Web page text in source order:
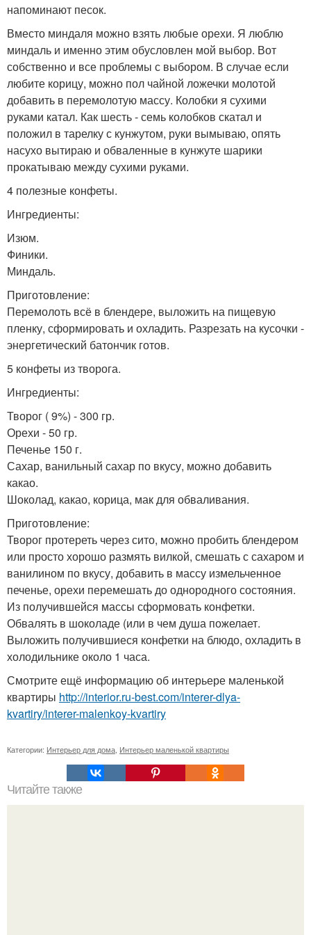
напоминают песок.
Вместо миндаля можно взять любые орехи. Я люблю
миндаль и именно этим обусловлен мой выбор. Вот
собственно и все проблемы с выбором. В случае если
любите корицу, можно пол чайной ложечки молотой
добавить в перемолотую массу. Колобки я сухими
руками катал. Как шесть - семь колобков скатал и
положил в тарелку с кунжутом, руки вымываю, опять
насухо вытираю и обваленные в кунжуте шарики
прокатываю между сухими руками.
4 полезные конфеты.
Ингредиенты:
Изюм.
Финики.
Миндаль.
Приготовление:
Перемолоть всё в блендере, выложить на пищевую
пленку, сформировать и охладить. Разрезать на кусочки -
энергетический батончик готов.
5 конфеты из творога.
Ингредиенты:
Творог ( 9%) - 300 гр.
Орехи - 50 гр.
Печенье 150 г.
Сахар, ванильный сахар по вкусу, можно добавить
какао.
Шоколад, какао, корица, мак для обваливания.
Приготовление:
Творог протереть через сито, можно пробить блендером
или просто хорошо размять вилкой, смешать с сахаром и
ванилином по вкусу, добавить в массу измельченное
печенье, орехи перемешать до однородного состояния.
Из получившейся массы сформовать конфетки.
Обвалять в шоколаде (или в чем душа пожелает.
Выложить получившиеся конфетки на блюдо, охладить в
холодильнике около 1 часа.
Смотрите ещё информацию об интерьере маленькой
квартиры http://interior.ru-best.com/interer-dlya-
kvartiry/interer-malenkoy-kvartiry
Категории: Интерьер для дома, Интерьер маленькой квартиры
Читайте также